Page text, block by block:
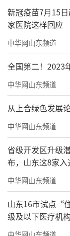
新冠疫苗7月15
家医院这样回应
中华网山东频道
全国第二！2023
中华网山东频道
从上合绿色发展
中华网山东频道
省级开发区升级
布，山东这8家入
中华网山东频道
山东16市试点“
级及以下医疗机